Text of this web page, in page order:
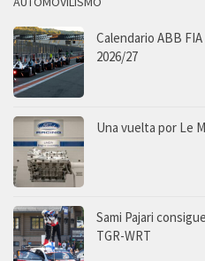
Calendario ABB
2026/27
Una vuelta por Le
Sami Pajari
TGR-WRT